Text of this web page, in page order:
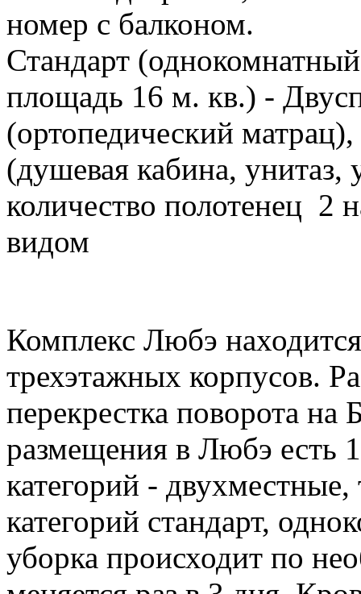
номер с балконом.
Стандарт
площадь 16 м. кв.) -
(ортопедический
(душевая кабина,
количество полотенец 2
видом
Комплекс Любэ
трехэтажных корпусов.
перекрестка поворота
размещения в Любэ есть
категорий -
категорий стандарт,
уборка происходит по